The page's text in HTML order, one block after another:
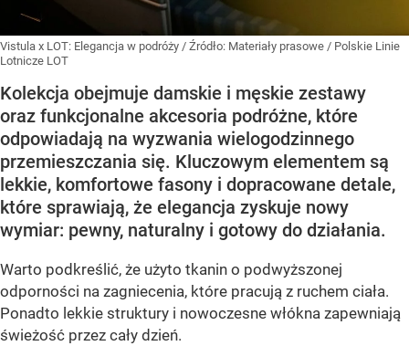
Vistula x LOT: Elegancja w podróży / Źródło: Materiały prasowe / Polskie Linie
Lotnicze LOT
Kolekcja obejmuje damskie i męskie zestawy
oraz funkcjonalne akcesoria podróżne, które
odpowiadają na wyzwania wielogodzinnego
przemieszczania się. Kluczowym elementem są
lekkie, komfortowe fasony i dopracowane detale,
które sprawiają, że elegancja zyskuje nowy
wymiar: pewny, naturalny i gotowy do działania.
Warto podkreślić, że użyto tkanin o podwyższonej
odporności na zagniecenia, które pracują z ruchem ciała.
Ponadto lekkie struktury i nowoczesne włókna zapewniają
świeżość przez cały dzień.